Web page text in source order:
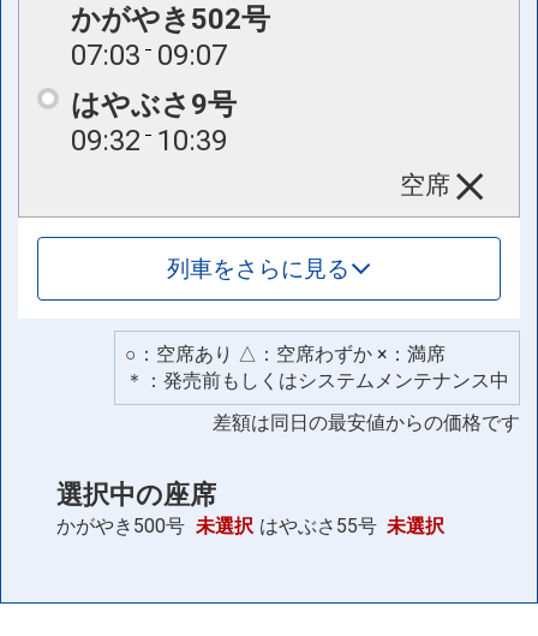
かがやき502号
07:03 09:07
はやぶさ9号
09:32 10:39
空席
列車をさらに見る
○：空席あり △：空席わずか ×：満席
＊：発売前もしくはシステムメンテナンス中
差額は同日の最安値からの価格です
選択中の座席
かがやき500号 未選択 はやぶさ55号 未選択